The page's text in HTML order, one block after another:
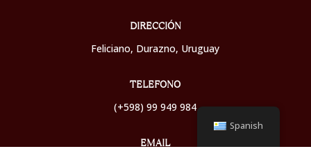
DIRECCIÓN
Feliciano, Durazno, Uruguay
TELEFONO
(+598) 99 949 984
EMAIL
Spanish